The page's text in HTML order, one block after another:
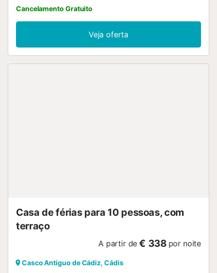
Cancelamento Gratuito
Veja oferta
Casa de férias para 10 pessoas, com
terraço
A partir de € 338 por noite
Casco Antiguo de Cádiz, Cádis